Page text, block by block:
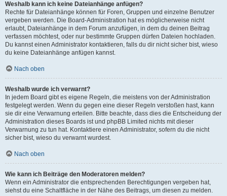
Weshalb kann ich keine Dateianhänge anfügen?
Rechte für Dateianhänge können für Foren, Gruppen und einzelne Benutzer
vergeben werden. Die Board-Administration hat es möglicherweise nicht
erlaubt, Dateianhänge in dem Forum anzufügen, in dem du deinen Beitrag
verfassen möchtest, oder nur bestimmte Gruppen dürfen Dateien hochladen.
Du kannst einen Administrator kontaktieren, falls du dir nicht sicher bist, wieso
du keine Dateianhänge anfügen kannst.
Nach oben
Weshalb wurde ich verwarnt?
In jedem Board gibt es eigene Regeln, die meistens von der Administration
festgelegt werden. Wenn du gegen eine dieser Regeln verstoßen hast, kann
sie dir eine Verwarnung erteilen. Bitte beachte, dass dies die Entscheidung der
Administration dieses Boards ist und phpBB Limited nichts mit dieser
Verwarnung zu tun hat. Kontaktiere einen Administrator, sofern du die nicht
sicher bist, wieso du verwarnt wurdest.
Nach oben
Wie kann ich Beiträge den Moderatoren melden?
Wenn ein Administrator die entsprechenden Berechtigungen vergeben hat,
siehst du eine Schaltfläche in der Nähe des Beitrags, um diesen zu melden.